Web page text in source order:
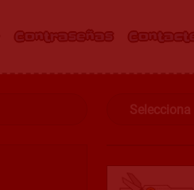
Contraseñas